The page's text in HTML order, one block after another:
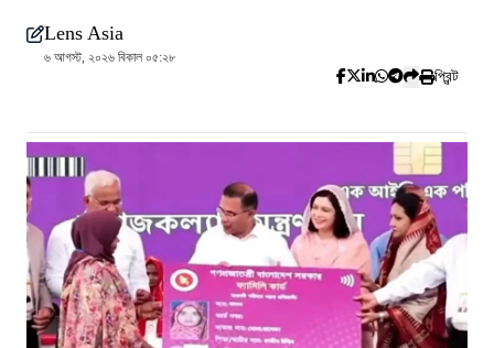
Lens Asia
৬ আগস্ট, ২০২৬ বিকাল ০৫:২৮
প্রিন্ট